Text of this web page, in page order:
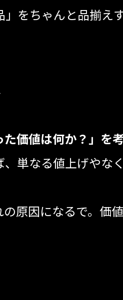
をちゃんと品揃え
価値は何か？」を
単なる値上げやな
原因になるで。価